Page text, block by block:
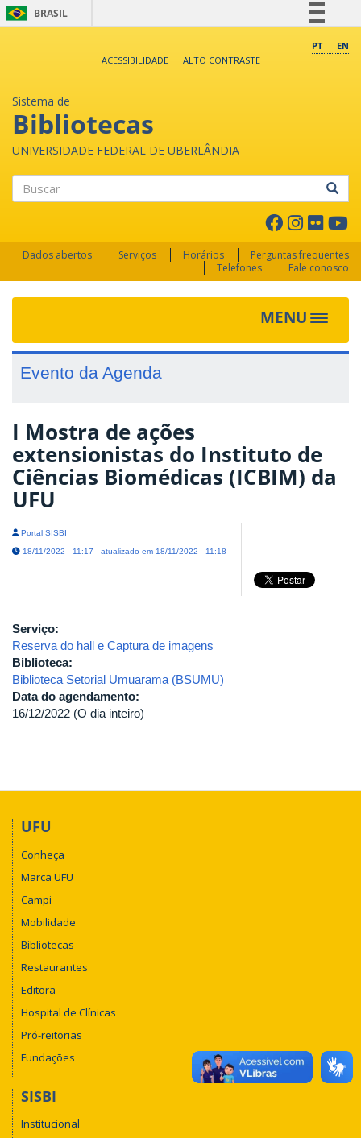
BRASIL
Comunica BR
PT
EN
ACESSIBILIDADE
ALTO CONTRASTE
Sistema de
Bibliotecas
UNIVERSIDADE FEDERAL DE UBERLÂNDIA
Dados abertos Serviços Horários
Perguntas frequentes
Telefones
Fale conosco
MENU Toggle
Evento da Agenda
I Mostra de ações
extensionistas do Instituto de
Ciências Biomédicas (ICBIM) da
UFU
Portal SISBI
18/11/2022 - 11:17 - atualizado em 18/11/2022 - 11:18
Serviço:
Reserva do hall e Captura de imagens
Biblioteca:
Biblioteca Setorial Umuarama (BSUMU)
Data do agendamento:
16/12/2022 (O dia inteiro)
UFU
Conheça
Marca UFU
Campi
Mobilidade
Bibliotecas
Restaurantes
Editora
Hospital de Clínicas
Pró-reitorias
Fundações
SISBI
Institucional